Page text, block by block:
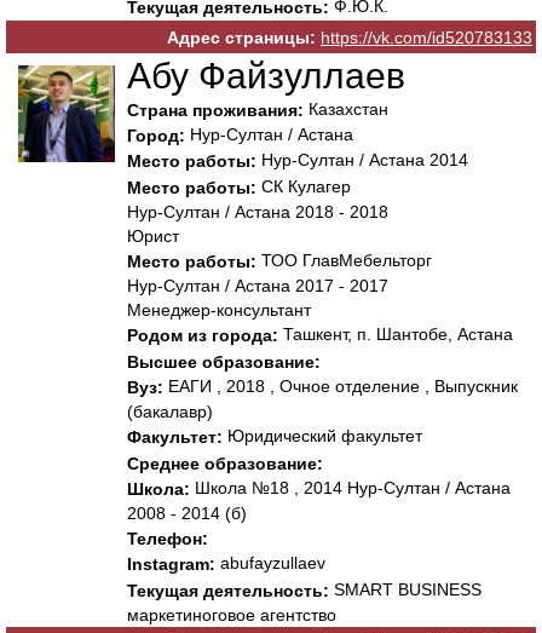
Текущая деятельность: Ф.Ю.К.
Адрес страницы: https://vk.com/id520783133
Абу Файзуллаев
Страна проживания: Казахстан
Город: Нур-Султан / Астана
Место работы: Нур-Султан / Астана 2014
Место работы: СК Кулагер
Нур-Султан / Астана 2018 - 2018
Юрист
Место работы: ТОО ГлавМебельторг
Нур-Султан / Астана 2017 - 2017
Менеджер-консультант
Родом из города: Ташкент, п. Шантобе, Астана
Высшее образование:
Вуз: ЕАГИ , 2018 , Очное отделение , Выпускник
(бакалавр)
Факультет: Юридический факультет
Среднее образование:
Школа: Школа №18 , 2014 Нур-Султан / Астана
2008 - 2014 (б)
Телефон:
Instagram: abufayzullaev
Текущая деятельность: SMART BUSINESS
маркетиноговое агентство